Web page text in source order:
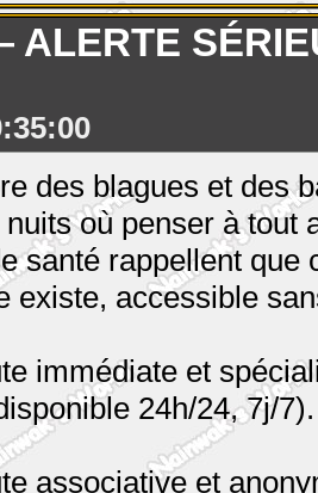
des blagues et des
où penser à tout
santé rappellent que
existe, accessible
immédiate et
24h/24, 7j/7).
associative et